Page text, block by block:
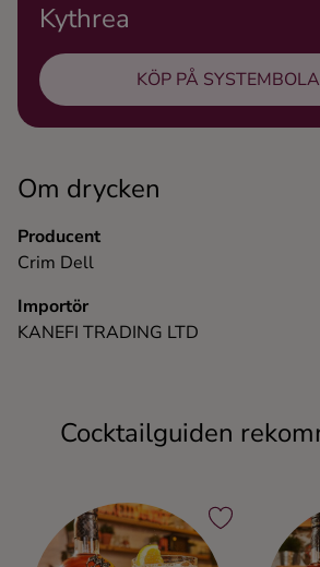
Ingredienser
Om drycken
Producent
Crim Dell
Importör
KANEFI TRADING LTD
Kythrea
KÖP PÅ
Cocktailguiden